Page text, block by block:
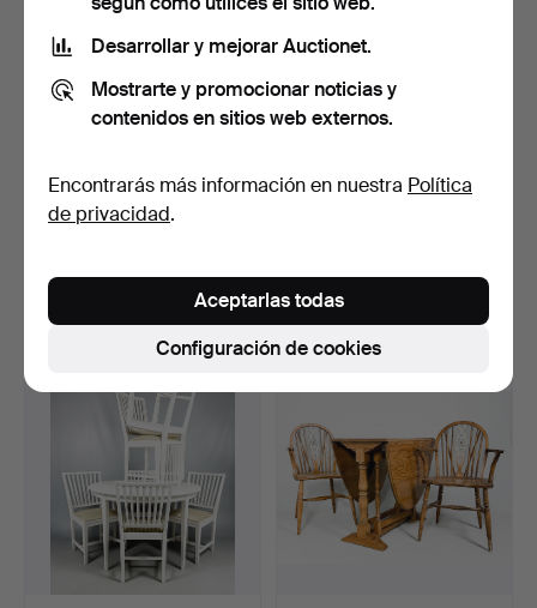
MUEBLE DE COMEDOR, 5
127 USD
17 pujas
Desarrollar y mejorar Auctionet.
Mostrarte y promocionar noticias y
contenidos en sitios web externos.
Encontrarás más información en nuestra Política
de privacidad.
Configuración de cookies
Aceptarlas todas